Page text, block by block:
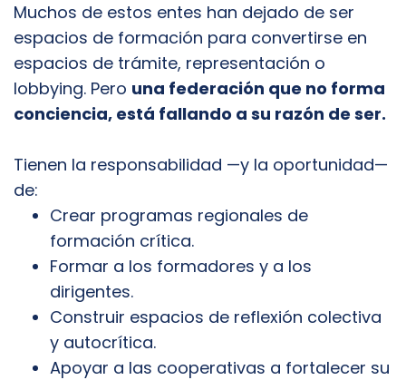
Muchos de estos entes han dejado de ser
espacios de formación para convertirse en
espacios de trámite, representación o
lobbying. Pero una federación que no forma
conciencia, está fallando a su razón de ser.
Tienen la responsabilidad —y la oportunidad—
de:
Crear programas regionales de
formación crítica.
Formar a los formadores y a los
dirigentes.
Construir espacios de reflexión colectiva
y autocrítica.
Apoyar a las cooperativas a fortalecer su